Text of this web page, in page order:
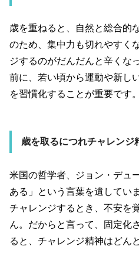
歳を重ねると、自然と総合的
のため、集中力も切れやすく
ジするのがだんだんと辛くな
前に、若い頃から運動や新し
を習慣化することが重要です。
歳を取るにつれチャレンジ
米国の哲学者、ジョン・デュ
ある」という言葉を遺してい
チャレンジするとき、不安を
ん。だからと言って、固定化
ると、チャレンジ精神はどん